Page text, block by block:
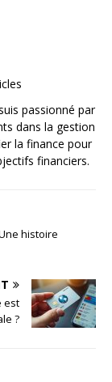
passionné par
dans la gestion
la finance pour
financiers.
histoire
est
?